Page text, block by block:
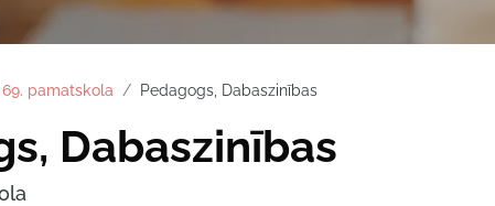
69. pamatskola Pedagogs, Dabaszinības
Dabaszinības